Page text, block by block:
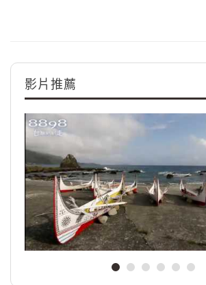
影片推薦